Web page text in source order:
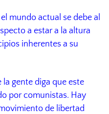
mundo actual se debe al
a estar a la altura
inherentes a su
la gente diga que este
por comunistas. Hay
de libertad